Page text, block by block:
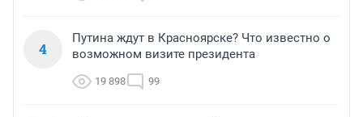
4
Путина ждут в Красноярске? Что известно о
возможном визите президента
19 898 99